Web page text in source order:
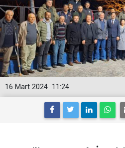
11:24
16 Mart 2024